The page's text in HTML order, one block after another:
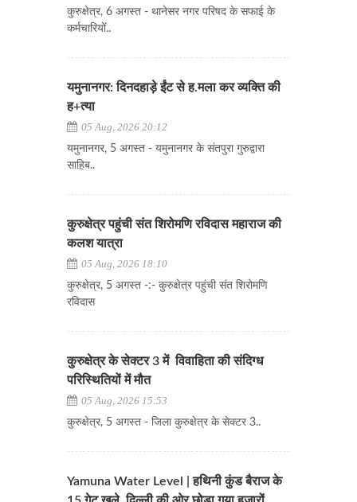
कुरुक्षेत्र, 6 अगस्त - थानेसर नगर परिषद के सफाई के
कर्मचारियों..
यमुनानगर: दिनदहाड़े ईंट से ह.मला कर व्यक्ति की
ह+त्या
05 Aug, 2026 20:12
यमुनानगर, 5 अगस्त - यमुनानगर के संतपुरा गुरुद्वारा
साहिब..
कुरुक्षेत्र पहुंची संत शिरोमणि रविदास महाराज की
कलश यात्रा
05 Aug, 2026 18:10
कुरुक्षेत्र, 5 अगस्त -:- कुरुक्षेत्र पहुंची संत शिरोमणि
रविदास
कुरुक्षेत्र के सेक्टर 3 में विवाहिता की संदिग्ध
परिस्थितियों में मौत
05 Aug, 2026 15:53
कुरुक्षेत्र, 5 अगस्त - जिला कुरुक्षेत्र के सेक्टर 3..
Yamuna Water Level | हथिनी कुंड बैराज के